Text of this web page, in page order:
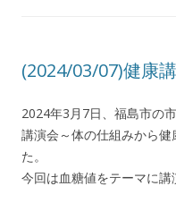
(2024/03/07)健康
2024年3月7日、福島市の
講演会～体の仕組みから
た。
今回は血糖値をテーマに講